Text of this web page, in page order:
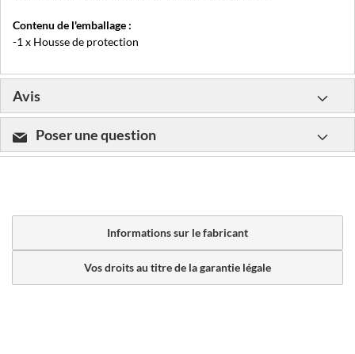
Contenu de l'emballage :
-1 x Housse de protection
Avis
Poser une question
Informations sur le fabricant
Vos droits au titre de la garantie légale